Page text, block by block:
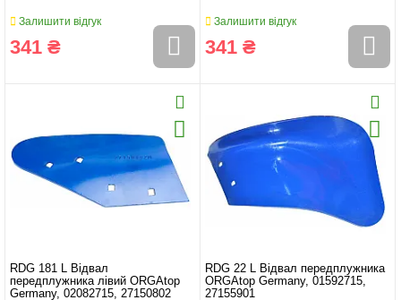
Залишити відгук
341 ₴
Залишити відгук
341 ₴
RDG 181 L Відвал
передплужника лівий ORGAtop
Germany, 02082715, 27150802
RDG 22 L Відвал передплужника
ORGAtop Germany, 01592715,
27155901